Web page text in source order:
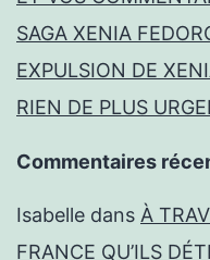
SAGA XENIA
EXPULSION DE
RIEN DE PLUS
Commentaires
Isabelle dans À
FRANCE QU’ILS